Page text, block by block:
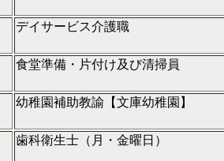
デイサービス介護職
食堂準備・片付け及び清掃員
幼稚園補助教諭【文庫幼稚園】
歯科衛生士（月・金曜日）